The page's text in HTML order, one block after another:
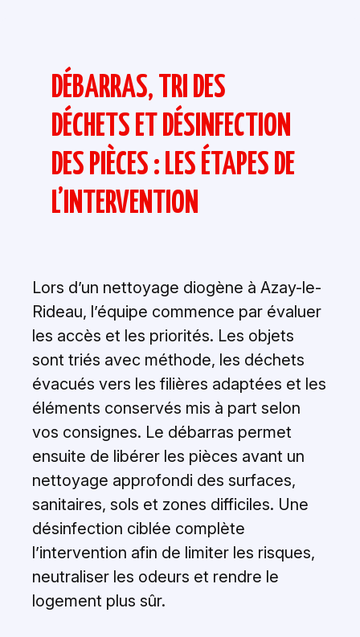
DÉBARRAS, TRI DES
DÉCHETS ET DÉSINFECTION
DES PIÈCES : LES ÉTAPES DE
L’INTERVENTION
Lors d’un nettoyage diogène à Azay-le-
Rideau, l’équipe commence par évaluer
les accès et les priorités. Les objets
sont triés avec méthode, les déchets
évacués vers les filières adaptées et les
éléments conservés mis à part selon
vos consignes. Le débarras permet
ensuite de libérer les pièces avant un
nettoyage approfondi des surfaces,
sanitaires, sols et zones difficiles. Une
désinfection ciblée complète
l’intervention afin de limiter les risques,
neutraliser les odeurs et rendre le
logement plus sûr.